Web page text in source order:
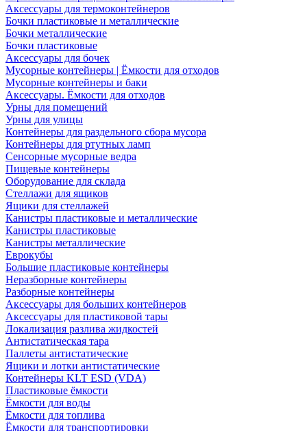
Аксессуары для термоконтейнеров
Бочки пластиковые и металлические
Бочки металлические
Бочки пластиковые
Аксессуары для бочек
Мусорные контейнеры | Ёмкости для отходов
Мусорные контейнеры и баки
Аксессуары. Ёмкости для отходов
Урны для помещений
Урны для улицы
Контейнеры для раздельного сбора мусора
Контейнеры для ртутных ламп
Сенсорные мусорные ведра
Пищевые контейнеры
Оборудование для склада
Стеллажи для ящиков
Ящики для стеллажей
Канистры пластиковые и металлические
Канистры пластиковые
Канистры металлические
Еврокубы
Большие пластиковые контейнеры
Неразборные контейнеры
Разборные контейнеры
Аксессуары для больших контейнеров
Аксессуары для пластиковой тары
Локализация разлива жидкостей
Антистатическая тара
Паллеты антистатические
Ящики и лотки антистатические
Контейнеры KLT ESD (VDA)
Пластиковые ёмкости
Ёмкости для воды
Ёмкости для топлива
Ёмкости для транспортировки